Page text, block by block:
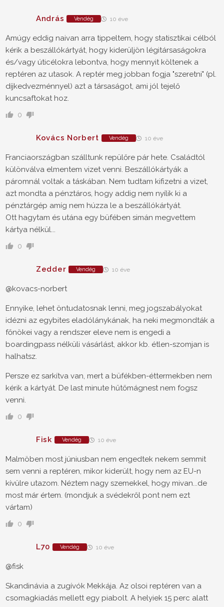
András Vendég 10 éve
Amúgy eddig naivan arra tippeltem, hogy statisztikai célból
kérik a beszállókártyát, hogy kiderüljön légitársaságokra
és/vagy úticélokra lebontva, hogy mennyit költenek a
reptéren az utasok. A reptér meg jobban fogja "szeretni" (pl.
díjkedvezménnyel) azt a társaságot, ami jól tejelő
kuncsaftokat hoz.
0
Kovács Norbert Vendég 10 éve
Franciaországban szálltunk repülőre pár hete. Családtól
különválva elmentem vizet venni. Beszállókártyák a
páromnál voltak a táskában. Nem tudtam kifizetni a vizet,
azt mondta a pénztáros, hogy addig nem nyílik ki a
pénztárgép amíg nem húzza le a beszállókártyát.
Ott hagytam és utána egy büfében simán megvettem
kártya nélkül...
0
Zedder Vendég 10 éve
@kovacs-norbert
Ennyike, lehet öntudatosnak lenni, meg jogszabályokat
idézni az egybites eladólánykának, ha neki megmondták a
főnökei vagy a rendszer eleve nem is engedi a
boardingpass nélküli vásárlást, akkor kb. étlen-szomjan is
halhatsz.
Persze ez sarkítva van, mert a büfékben-éttermekben nem
kérik a kártyát. De last minute hűtőmágnest nem fogsz
venni.
0
Fisk Vendég 10 éve
Malmöben most júniusban nem engedtek nekem semmit
sem venni a reptéren, mikor kiderült, hogy nem az EU-n
kívülre utazom. Néztem nagy szemekkel, hogy mivan...de
most már értem. (mondjuk a svédekről pont nem ezt
vártam)
0
L70 Vendég 10 éve
@fisk
Skandinávia a zugívók Mekkája. Az olsoi reptéren van a
csomagkiadás mellett egy piabolt. A helyiek 15 perc alatt